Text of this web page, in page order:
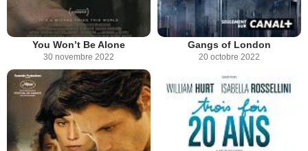
You Won’t Be Alone
30 novembre 2022
Gangs of London
20 octobre 2022